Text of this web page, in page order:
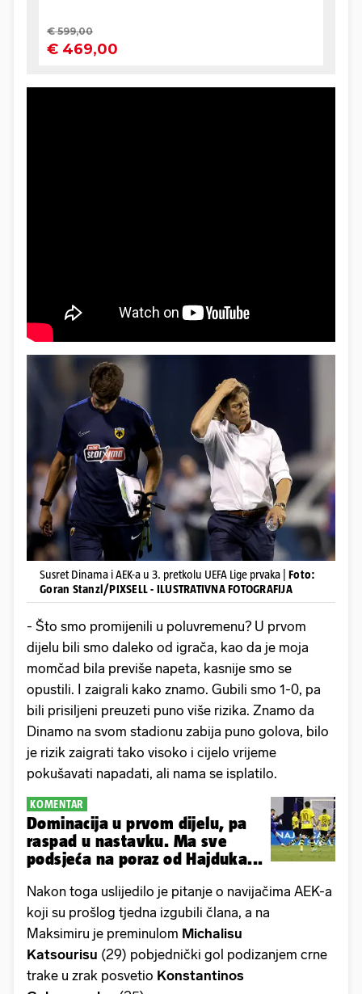
Susret Dinama i AEK-a u 3. pretkolu UEFA Lige prvaka | Foto:
Goran Stanzl/PIXSELL - ILUSTRATIVNA FOTOGRAFIJA
- Što smo promijenili u poluvremenu? U prvom
dijelu bili smo daleko od igrača, kao da je moja
momčad bila previše napeta, kasnije smo se
opustili. I zaigrali kako znamo. Gubili smo 1-0, pa
bili prisiljeni preuzeti puno više rizika. Znamo da
Dinamo na svom stadionu zabija puno golova, bilo
je rizik zaigrati tako visoko i cijelo vrijeme
pokušavati napadati, ali nama se isplatilo.
KOMENTAR
Dominacija u prvom dijelu, pa
raspad u nastavku. Ma sve
podsjeća na poraz od Hajduka...
Nakon toga uslijedilo je pitanje o navijačima AEK-a
koji su prošlog tjedna izgubili člana, a na
Maksimiru je preminulom Michalisu
Katsourisu (29) pobjednički gol podizanjem crne
trake u zrak posvetio Konstantinos